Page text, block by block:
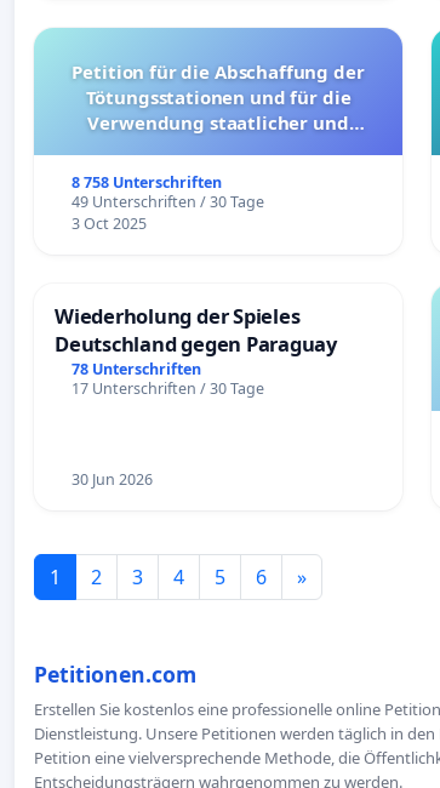
Petition für die Abschaffung der
Tötungsstationen und für die
Verwendung staatlicher und
8 758 Unterschriften
49 Unterschriften / 30 Tage
3 Oct 2025
Wiederholung der Spieles
Deutschland gegen Paraguay
78 Unterschriften
17 Unterschriften / 30 Tage
30 Jun 2026
1 2 3 4 5 6 »
Petitionen.com
Erstellen Sie kostenlos eine professionelle online
Dienstleistung. Unsere Petitionen werden täglich in
Petition eine vielversprechende Methode, die
Entscheidungsträgern wahrgenommen zu werden.